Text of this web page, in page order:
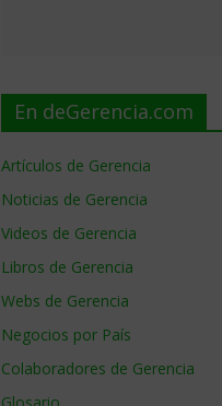
En deGerencia.com
Artículos de Gerencia
Noticias de Gerencia
Videos de Gerencia
Libros de Gerencia
Webs de Gerencia
Negocios por País
Colaboradores de Gerencia